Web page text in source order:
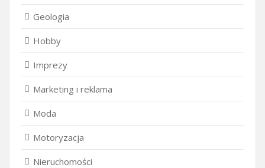
Geologia
Hobby
Imprezy
Marketing i reklama
Moda
Motoryzacja
Nieruchomości